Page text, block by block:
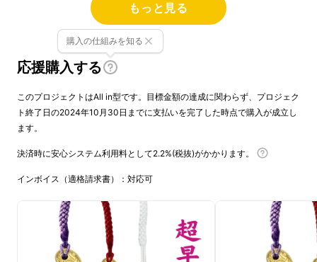
もっと見る
応援購入する
購入の仕組みを知る
このプロジェクトはAll in型です。目標金額の達成に関わらず、プロジェク
ト終了日の2024年10月30日までに支払いを完了した時点で購入が成立し
ます。
決済時に安心システム利用料として2.2%(税抜)がかかります。
インボイス（適格請求書）：対応可